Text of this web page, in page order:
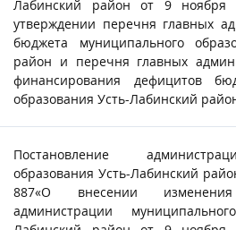
Лабинский район от 9
утверждении перечня главных
бюджета муниципального
район и перечня главных
финансирования дефицитов
образования Усть-Лабинский
Постановление
образования Усть-Лабинский
887«О внесении
администрации